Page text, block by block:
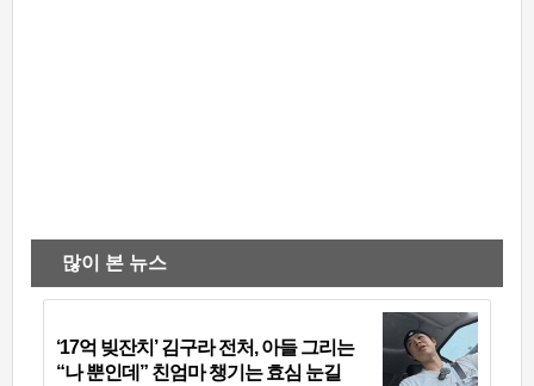
많이 본 뉴스
‘17억 빚잔치’ 김구라 전처, 아들 그리는
“나 뿐인데” 친엄마 챙기는 효심 눈길